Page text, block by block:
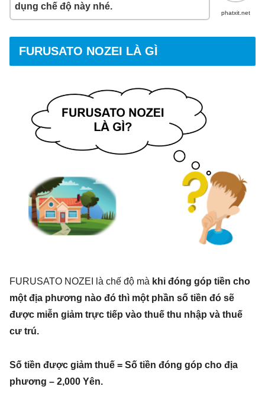
phatxit.net
dụng chế độ này nhé.
FURUSATO NOZEI LÀ GÌ
FURUSATO NOZEI là chế độ mà khi đóng góp tiền cho
một địa phương nào đó thì một phần số tiền đó sẽ
được miễn giảm trực tiếp vào thuế thu nhập và thuế
cư trú.
Số tiền được giảm thuế = Số tiền đóng góp cho địa
phương – 2,000 Yên.